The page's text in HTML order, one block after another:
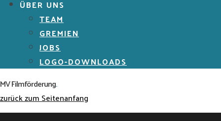
ÜBER UNS
TEAM
GREMIEN
JOBS
LOGO-DOWNLOADS
MV Filmförderung.
zurück zum Seitenanfang